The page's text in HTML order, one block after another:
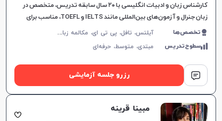
کارشناس زبان و ادبیات انگلیسی با ۲۰ سال سابقه تدریس، متخصص در
زبان جنرال و آزمون‌های بین‌المللی مانند IELTS و TOEFL، مناسب برای
تمامی سطوح و اهداف آموزشی.
تخصص‌ها آ
یلتس، تافل، پی تی ای، مکالمه زبان انگلیسی، گرامر زبان انگلیسی، زبان انگلیسی تجاری، زبان انگلیسی آمریکایی، زبان انگلیسی کنکور ارشد، زبان انگلیسی کنکور دکتری، زبان انگلیسی نهم دبیرستان، زبان انگلیسی دهم دبیرستان، زبان انگلیسی یازدهم دبیرستان، زبان انگلیسی دوازدهم دبیرستان، دولینگو، OET
سطوح‌تدریس مبتدی، متوسط،حرفه‌ای
رزرو جلسه آزمایشی
مبینا قرینه